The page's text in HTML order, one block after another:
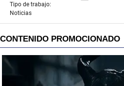
Tipo de trabajo:
Noticias